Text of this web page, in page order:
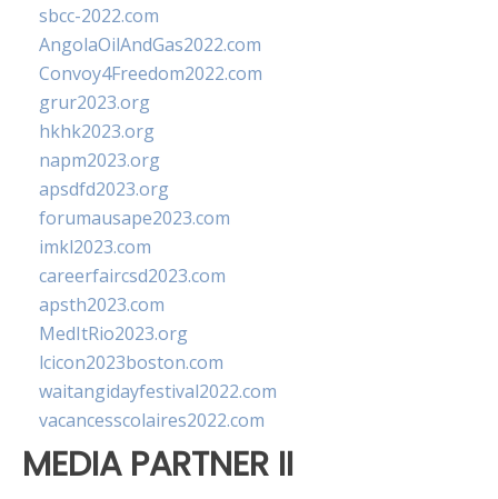
sbcc-2022.com
AngolaOilAndGas2022.com
Convoy4Freedom2022.com
grur2023.org
hkhk2023.org
napm2023.org
apsdfd2023.org
forumausape2023.com
imkl2023.com
careerfaircsd2023.com
apsth2023.com
MedItRio2023.org
lcicon2023boston.com
waitangidayfestival2022.com
vacancesscolaires2022.com
MEDIA PARTNER II